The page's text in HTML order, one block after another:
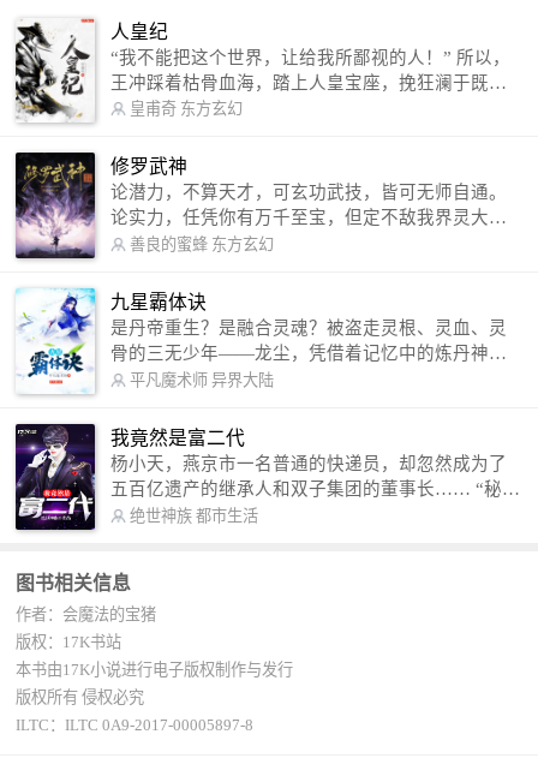
人皇纪
“我不能把这个世界，让给我所鄙视的人！” 所以，
王冲踩着枯骨血海，踏上人皇宝座，挽狂澜于既
倒，扶大厦之将倾，成就了一段无上的传说！ 微信
微博：皇甫奇（地址：http://weibo.com/u/25284575
87） QQ交流群：320238210【普通群】 574501330
【VIP订阅群】 欢迎大家关注。
皇甫奇 东方玄幻
修罗武神
论潜力，不算天才，可玄功武技，皆可无师自通。
论实力，任凭你有万千至宝，但定不敌我界灵大
军。 我是谁？天下众生视我为修罗，却不知，我以
信公众号：善良的蜜蜂后援会）
善良的蜜蜂 东方玄幻
九星霸体诀
是丹帝重生？是融合灵魂？被盗走灵根、灵血、灵
骨的三无少年——龙尘，凭借着记忆中的炼丹神
术，修行神秘功法九星霸体诀，拨开重重迷雾，解
勾搭各色美女，镇压恶鬼邪神。 江湖传闻：龙
尘一到，地吼天啸。龙尘一出，鬼泣神哭。 本
故事纯属虚构，如有雷同，那就是真事儿，想要对
号入座，抓紧时间进群：487963015 微信公众号：
平凡魔术师,或者搜索：pingfanmoshushi1982,公众
平凡魔术师 异界大陆
我竟然是富二代
杨小天，燕京市一名普通的快递员，却忽然成为了
五百亿遗产的继承人和双子集团的董事长…… “秘
书，给我定制一套百亿富翁的吃喝住行标准！” “好
呢？” “回杨总，开车太堵，已经给你安排了直升
机。” 从此，开启杨小天的百亿富翁之旅，只有他不
敢想的，没有秘书办不到的。
绝世神族 都市生活
图书相关信息
作者：会魔法的宝猪
版权：17K书站
本书由17K小说进行电子版权制作与发行
版权所有 侵权必究
ILTC：ILTC 0A9-2017-00005897-8